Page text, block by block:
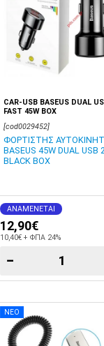
CAR-USB BASEUS DUAL
FAST 45W BOX
[cod0029452]
ΦΟΡΤΙΣΤΗΣ
BASEUS 45W DUAL USB
BLACK BOX
ΑΝΑΜΕΝΕΤΑΙ
12,90€
10,40€ + ΦΠΑ 24%
−
ΝΕΟ